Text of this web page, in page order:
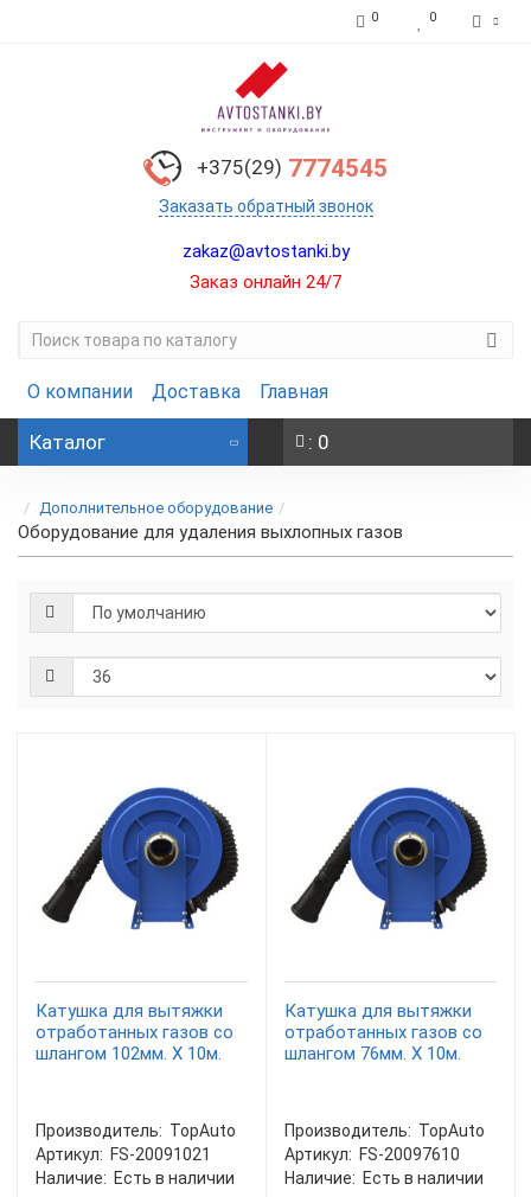
0 0
+375(29) 7774545
Заказать обратный звонок
zakaz@avtostanki.by
Заказ онлайн 24/7
О компании Доставка Главная
Каталог : 0
Дополнительное оборудование
Оборудование для удаления выхлопных газов
Катушка для вытяжки
отработанных газов со
шлангом 102мм. X 10м.
Производитель: TopAuto
Артикул: FS-20091021
Наличие: Есть в наличии
Катушка для вытяжки
отработанных газов со
шлангом 76мм. X 10м.
Производитель: TopAuto
Артикул: FS-20097610
Наличие: Есть в наличии